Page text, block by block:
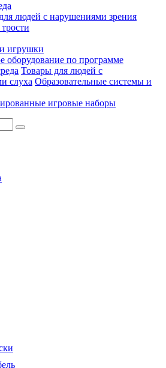
людей с нарушениями зрения
игрушки
оборудование по программе
Товары для людей с
слуха Образовательные системы и
игровые наборы